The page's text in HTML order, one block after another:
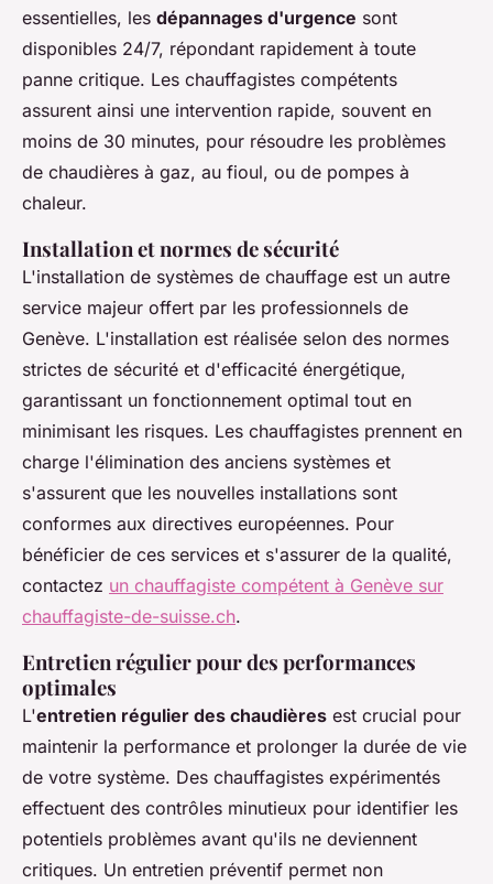
essentielles, les dépannages d'urgence sont
disponibles 24/7, répondant rapidement à toute
panne critique. Les chauffagistes compétents
assurent ainsi une intervention rapide, souvent en
moins de 30 minutes, pour résoudre les problèmes
de chaudières à gaz, au fioul, ou de pompes à
chaleur.
Installation et normes de sécurité
L'installation de systèmes de chauffage est un autre
service majeur offert par les professionnels de
Genève. L'installation est réalisée selon des normes
strictes de sécurité et d'efficacité énergétique,
garantissant un fonctionnement optimal tout en
minimisant les risques. Les chauffagistes prennent en
charge l'élimination des anciens systèmes et
s'assurent que les nouvelles installations sont
conformes aux directives européennes. Pour
bénéficier de ces services et s'assurer de la qualité,
contactez un chauffagiste compétent à Genève sur
chauffagiste-de-suisse.ch.
Entretien régulier pour des performances
optimales
L'entretien régulier des chaudières est crucial pour
maintenir la performance et prolonger la durée de vie
de votre système. Des chauffagistes expérimentés
effectuent des contrôles minutieux pour identifier les
potentiels problèmes avant qu'ils ne deviennent
critiques. Un entretien préventif permet non